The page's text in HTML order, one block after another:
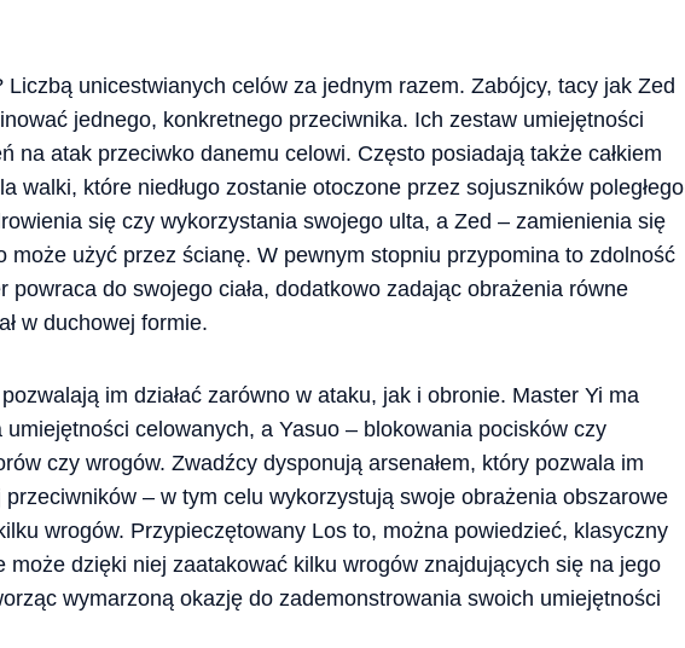
unicestwianych celów za jednym razem. Zabójcy, tacy jak Zed
jednego, konkretnego przeciwnika. Ich zestaw umiejętności
na atak przeciwko danemu celowi. Często posiadają także całkiem
walki, które niedługo zostanie otoczone przez sojuszników poległego
się czy wykorzystania swojego ulta, a Zed – zamienienia się
może użyć przez ścianę. W pewnym stopniu przypomina to zdolność
powraca do swojego ciała, dodatkowo zadając obrażenia równe
w duchowej formie.
im działać zarówno w ataku, jak i obronie. Master Yi ma
celowanych, a Yasuo – blokowania pocisków czy
czy wrogów. Zwadźcy dysponują arsenałem, który pozwala im
– w tym celu wykorzystują swoje obrażenia obszarowe
wrogów. Przypieczętowany Los to, można powiedzieć, klasyczny
może dzięki niej zaatakować kilku wrogów znajdujących się na jego
wymarzoną okazję do zademonstrowania swoich umiejętności